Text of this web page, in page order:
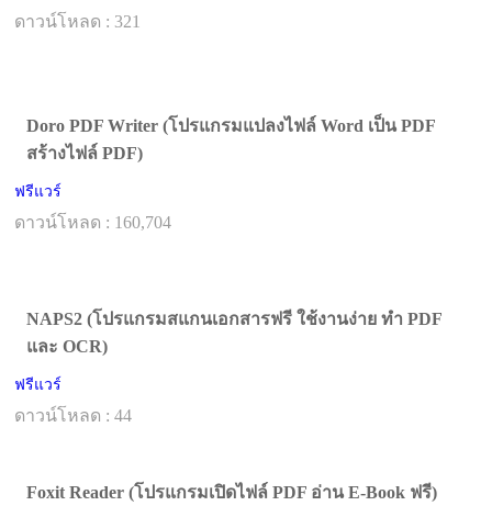
ดาวน์โหลด : 321
Doro PDF Writer (โปรแกรมแปลงไฟล์ Word เป็น PDF
สร้างไฟล์ PDF)
ฟรีแวร์
ดาวน์โหลด : 160,704
NAPS2 (โปรแกรมสแกนเอกสารฟรี ใช้งานง่าย ทำ PDF
และ OCR)
ฟรีแวร์
ดาวน์โหลด : 44
Foxit Reader (โปรแกรมเปิดไฟล์ PDF อ่าน E-Book ฟรี)